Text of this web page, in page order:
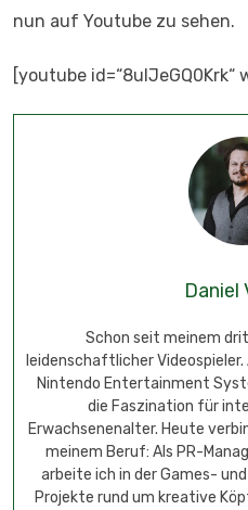
nun auf Youtube zu sehen.
[youtube id=“8ulJeGQ0Krk“
Daniel
Schon seit meinem
leidenschaftlicher
Nintendo Entertainment
die Faszination für
Erwachsenenalter. Heute
meinem Beruf: Als PR-
arbeite ich in der Games-
Projekte rund um kreative